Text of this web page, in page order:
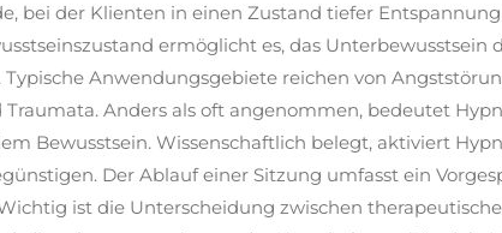
e
c
a
p
t
i
o
f
u
l
l
s
c
r
bei der Klienten in einen Zustand tiefer
ermöglicht es, das Unterbewusstsein
Anwendungsgebiete reichen von
Anders als oft angenommen, bedeutet
Bewusstsein. Wissenschaftlich belegt, aktiviert
Der Ablauf einer Sitzung umfasst ein
ist die Unterscheidung zwischen